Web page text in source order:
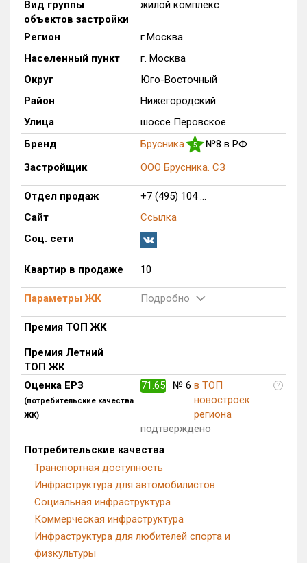
Только новые
от до
с продажами
Найдено:
Блокированных домов
Домов с апартаментами
Многоквартирных домов
Блокированных домов
Квартир, апартаментов,
блоков в БД
Вид группы
объектов застройки
жилой комплекс
Регион
г.Москва
Населенный пункт
г. Москва
Округ
Юго-Восточный
Район
Нижегородский
Улица
шоссе Перовское
Бренд
Брусника 5
№8 в РФ
Застройщик
ООО Брусника. СЗ
Отдел продаж
+7 (495) 104 ...
Сайт
Ссылка
Соц. сети
Квартир в продаже 10
Параметры ЖК Подробно
Премия ТОП ЖК
Премия Летний
ТОП ЖК
Оценка ЕРЗ
(потребительские качества
ЖК)
71.65 № 6 в ТОП
новостроек
региона
?
подтверждено
Потребительские качества
Транспортная доступность
Инфраструктура для автомобилистов
Социальная инфраструктура
Коммерческая инфраструктура
Инфраструктура для любителей спорта и
физкультуры